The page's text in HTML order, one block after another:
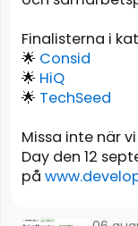
Finalisterna i
🌟 Consid
🌟 HiQ
🌟 TechSeed
Missa inte när
Day den 12
på